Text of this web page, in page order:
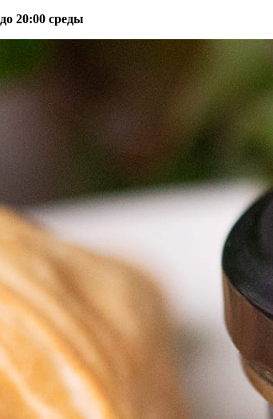
до 20:00 среды